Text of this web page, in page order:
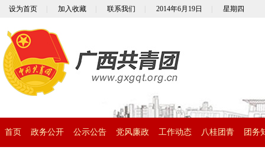
设为首页 加入收藏 联系我们 2014年6月19日 星期四
首页 政务公开 公示公告 党风廉政 工作动态 八桂团青 团务